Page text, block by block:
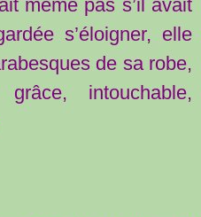
même pas s’il avait
s’éloigner, elle
de sa robe,
intouchable,